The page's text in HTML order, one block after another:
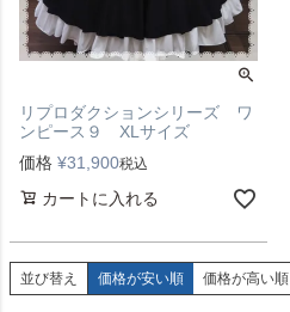
リプロダクションシリーズ ワ
ンピース９ XLサイズ
価格 ¥31,900税込
カートに入れる
並び替え 価格が安い順 価格が高い順